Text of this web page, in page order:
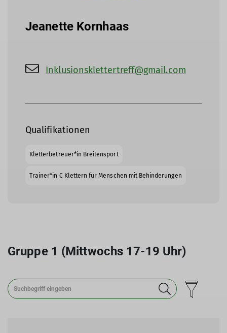
Jeanette Kornhaas
Inklusionsklettertreff@gmail.com
Qualifikationen
Kletterbetreuer*in Breitensport
Trainer*in C Klettern für Menschen mit Behinderungen
Gruppe 1 (Mittwochs 17-19 Uhr)